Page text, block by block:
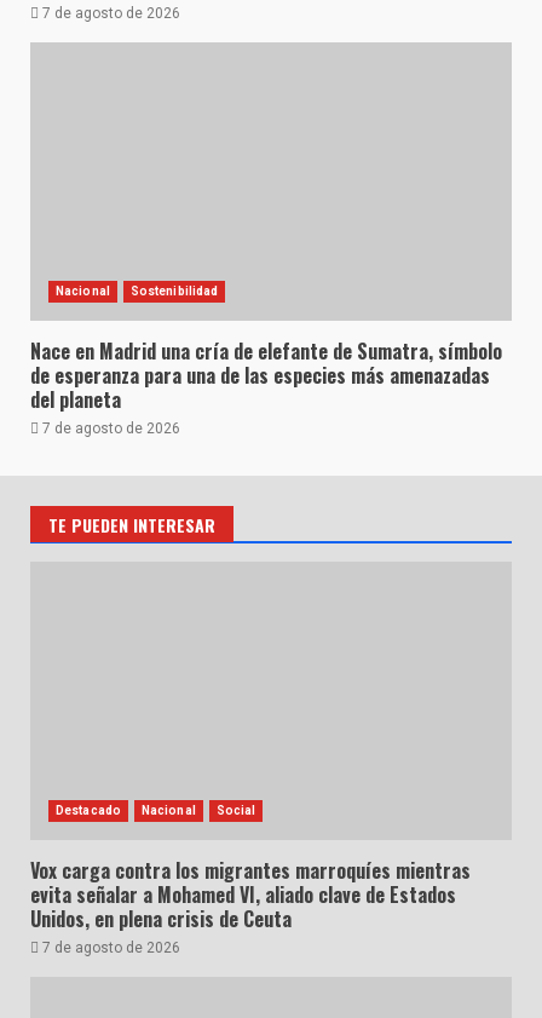
7 de agosto de 2026
Nacional Sostenibilidad
Nace en Madrid una cría de elefante de Sumatra, símbolo
de esperanza para una de las especies más amenazadas
del planeta
7 de agosto de 2026
TE PUEDEN INTERESAR
Destacado Nacional Social
Vox carga contra los migrantes marroquíes mientras
evita señalar a Mohamed VI, aliado clave de Estados
Unidos, en plena crisis de Ceuta
7 de agosto de 2026